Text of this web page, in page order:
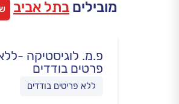
מובילים בתל אביב
פ.מ. לוגיסטיקה -
פרטים בודדים
ללא פריטים בודדים